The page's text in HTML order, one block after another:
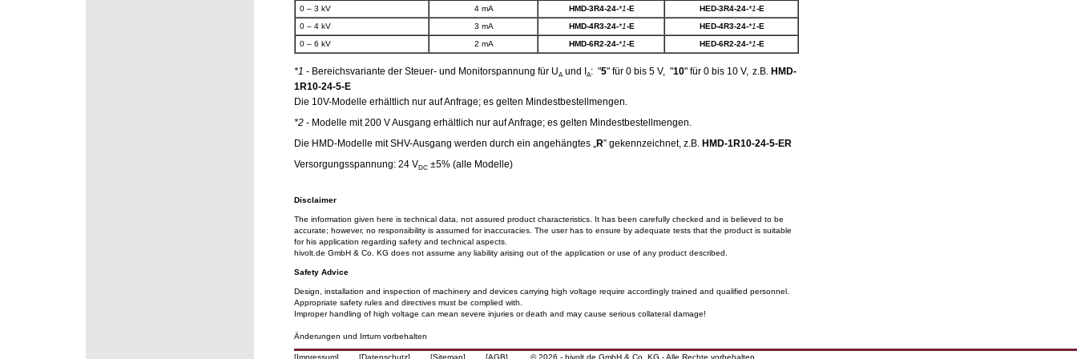
0 – 3 kV
4 mA HMD-3R4-24-*1-E HED-3R4-24-*1-E
0 – 4 kV
3 mA HMD-4R3-24-*1-E HED-4R3-24-*1-E
0 – 6 kV
2 mA HMD-6R2-24-*1-E HED-6R2-24-*1-E
*1 - Bereichsvariante der Steuer- und Monitorspannung für UA und I A: "5" für 0 bis 5 V, "10" für 0 bis 10 V, z.B. HMD-
1R10-24-5-E
Die 10V-Modelle erhältlich nur auf Anfrage; es gelten Mindestbestellmengen.
*2 - Modelle mit 200 V Ausgang erhältlich nur auf Anfrage; es gelten Mindestbestellmengen.
Die HMD-Modelle mit SHV-Ausgang werden durch ein angehängtes „R” gekennzeichnet, z.B. HMD-1R10-24-5-ER
Versorgungsspannung: 24 VDC ±5% (alle Modelle)
Disclaimer
The information given here is technical data, not assured product characteristics. It has been carefully checked and is believed to be
accurate; however, no responsibility is assumed for inaccuracies. The user has to ensure by adequate tests that the product is suitable
for his application regarding safety and technical aspects.
hivolt.de GmbH & Co. KG does not assume any liability arising out of the application or use of any product described.
Safety Advice
Design, installation and inspection of machinery and devices carrying high voltage require accordingly trained and qualified personnel.
Appropriate safety rules and directives must be complied with.
Improper handling of high voltage can mean severe injuries or death and may cause serious collateral damage!
[Impressum] [Datenschutz] [Sitemap] [AGB] © 2026 - hivolt.de GmbH & Co. KG - Alle Rechte vorbehalten
Änderungen und Irrtum vorbehalten